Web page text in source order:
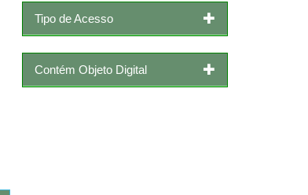
Tipo de Acesso
Contém Objeto Digital